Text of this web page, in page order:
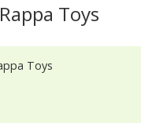
Toys
Toys